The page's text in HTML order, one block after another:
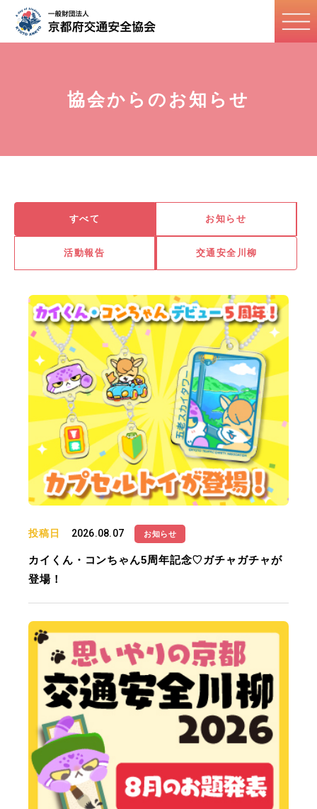
協会からのお知らせ
すべて お知らせ
活動報告 交通安全川柳
投稿日 2026.08.07 お知らせ
カイくん・コンちゃん5周年記念♡ガチャガチャが
登場！